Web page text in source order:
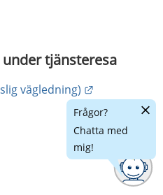
tjänsteresa
vägledning)
Frågor?
Chatta med
mig!
Dölj